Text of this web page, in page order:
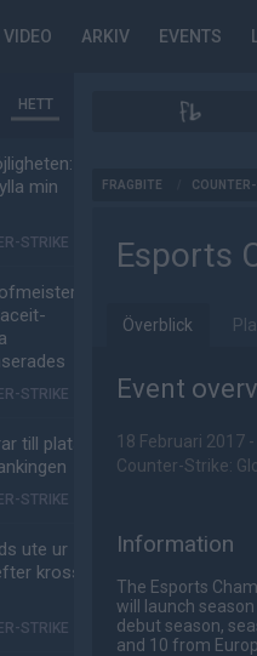
VIDEO ARKIV EVENTS
HETT
min
STRIKE
STRIKE
till plats
STRIKE
ute ur
kross
STRIKE
FRAGBITE
Esports
Överblick
Event
18 Februari 2017
Counter-Strike:
Information
The Esports
will launch
debut season,
and 10 from